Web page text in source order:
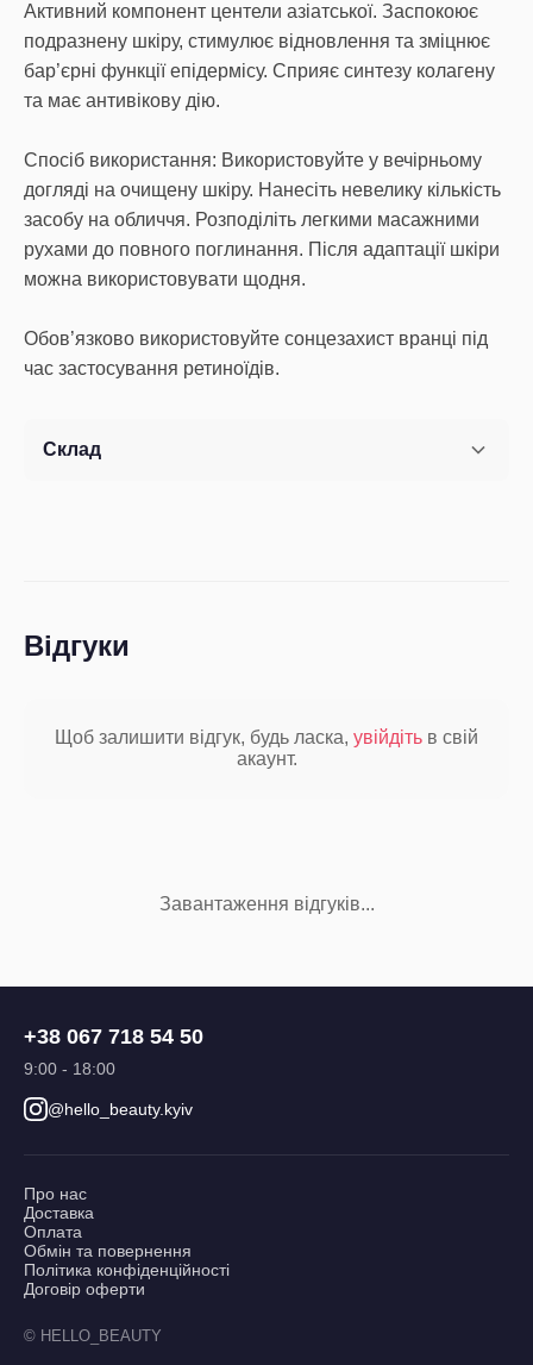
Активний компонент центели азіатської. Заспокоює
подразнену шкіру, стимулює відновлення та зміцнює
бар’єрні функції епідермісу. Сприяє синтезу колагену
та має антивікову дію.
Спосіб використання: Використовуйте у вечірньому
догляді на очищену шкіру. Нанесіть невелику кількість
засобу на обличчя. Розподіліть легкими масажними
рухами до повного поглинання. Після адаптації шкіри
можна використовувати щодня.
Обов’язково використовуйте сонцезахист вранці під
час застосування ретиноїдів.
Склад
Відгуки
Щоб залишити відгук, будь ласка, увійдіть в свій
акаунт.
Завантаження відгуків...
+38 067 718 54 50
9:00 - 18:00
@hello_beauty.kyiv
Про нас
Доставка
Оплата
Обмін та повернення
Політика конфіденційності
Договір оферти
© HELLO_BEAUTY